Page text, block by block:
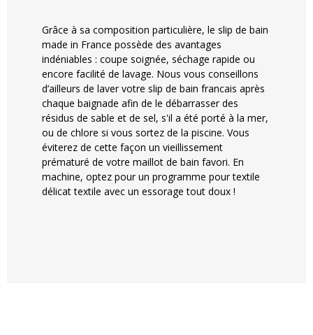
Grâce à sa composition particulière, le slip de bain
made in France possède des avantages
indéniables : coupe soignée, séchage rapide ou
encore facilité de lavage. Nous vous conseillons
d’ailleurs de laver votre slip de bain francais après
chaque baignade afin de le débarrasser des
résidus de sable et de sel, s'il a été porté à la mer,
ou de chlore si vous sortez de la piscine. Vous
éviterez de cette façon un vieillissement
prématuré de votre maillot de bain favori. En
machine, optez pour un programme pour textile
délicat textile avec un essorage tout doux !